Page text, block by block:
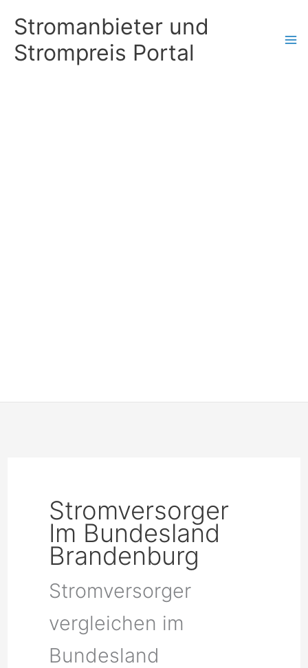
Inhalt
springen
Stromanbieter und
Strompreis Portal
Stromversorger
Im Bundesland
Brandenburg
Stromversorger
vergleichen im
Bundesland